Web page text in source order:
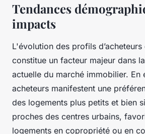
Tendances
impacts
L'évolution des profils
constitue un facteur majeur dans
actuelle du marché immobilier. En
acheteurs manifestent une
des logements plus petits et bien
proches des centres urbains,
logements en copropriété ou en